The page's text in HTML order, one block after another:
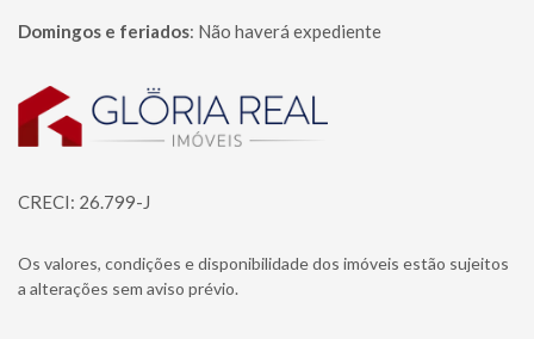
Domingos e feriados: Não haverá expediente
Página inicial
CRECI: 26.799-J
Os valores, condições e disponibilidade dos imóveis estão sujeitos
a alterações sem aviso prévio.